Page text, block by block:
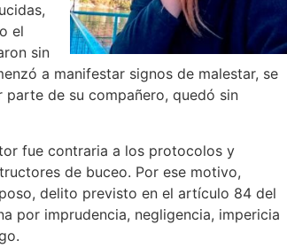
el
sin
a manifestar signos de malestar, se
de su compañero, quedó sin
fue contraria a los protocolos y
de buceo. Por ese motivo,
delito previsto en el artículo 84 del
por imprudencia, negligencia, impericia